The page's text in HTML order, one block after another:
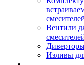
Вентили
Изливы